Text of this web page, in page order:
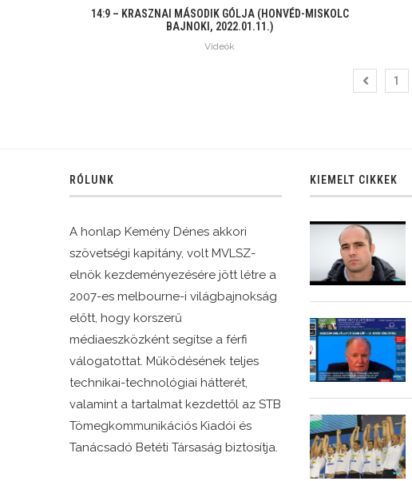
14:9 – KRASZNAI MÁSODIK GÓLJA (HONVÉD-MISKOLC
BAJNOKI, 2022.01.11.)
Videók
1
RÓLUNK
A honlap Kemény Dénes akkori
szövetségi kapitány, volt MVLSZ-
elnök kezdeményezésére jött létre a
2007-es melbourne-i világbajnokság
előtt, hogy korszerű
médiaeszközként segítse a férfi
válogatottat. Működésének teljes
technikai-technológiai hátterét,
valamint a tartalmat kezdettől az STB
Tömegkommunikációs Kiadói és
Tanácsadó Betéti Társaság biztosítja.
KIEMELT CIKKEK